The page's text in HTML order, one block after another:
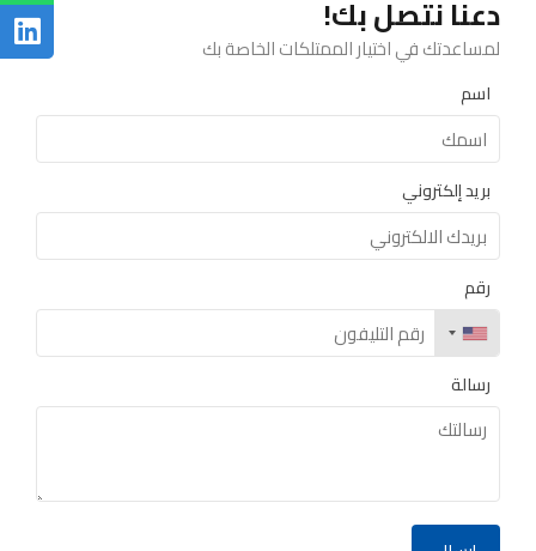
دعنا نتصل بك!
لمساعدتك في اختيار الممتلكات الخاصة بك
اسم
بريد إلكتروني
رقم
رسالة